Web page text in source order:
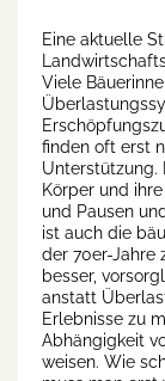
Eine aktuelle
Viele
finden oft erst
Unterstützung.
Körper und
und Pausen
ist auch die
der 70er-Jahre
besser,
anstatt
Erlebnisse zu
Abhängigkeit
weisen. Wie